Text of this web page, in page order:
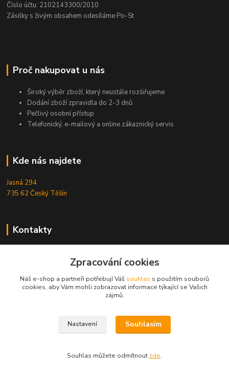
Číslo účtu: 2102143300/2010
Zásilky s živým obsahem odesíláme Po-St
Proč nakupovat u nás
Široký výběr zboží, který neustále rozšiřujeme
Dodání zboží zpravidla do 2-3 dnů
Pečlivý osobní přístup
Telefonický, e-mailový a online zákaznický servis
Kde nás najdete
Jasná 294
735 62 Český Těšín
Kontakty
+420724095453
info@reefhome.cz
Zpracování cookies
Náš e-shop a partneři potřebují Váš souhlas s použitím souborů
cookies, aby Vám mohli zobrazovat informace týkající se Vašich
zájmů.
Nastavení Souhlasím
Souhlas můžete odmítnout zde.